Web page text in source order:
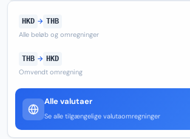
HKD → THB
Alle beløb og omregninger
THB → HKD
Omvendt omregning
Alle valutaer
Se alle tilgængelige valutaomregninger